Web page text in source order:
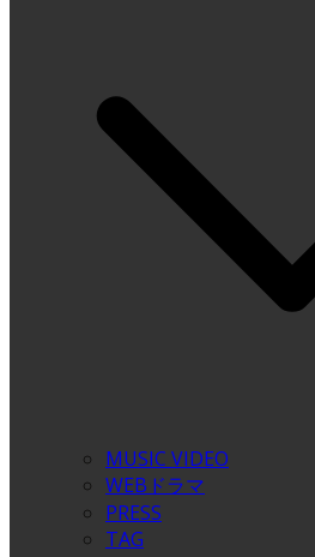
MUSIC VIDEO
WEBドラマ
PRESS
TAG